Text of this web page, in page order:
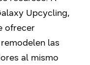
Upcycling,
ofrecer
las
al mismo